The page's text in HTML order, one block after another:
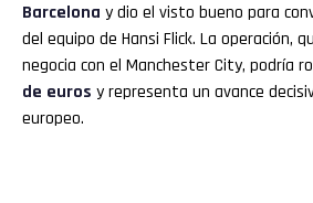
Barcelona y dio el visto bueno para
del equipo de Hansi Flick. La operación,
negocia con el Manchester City, podría
de euros y representa un avance
europeo.